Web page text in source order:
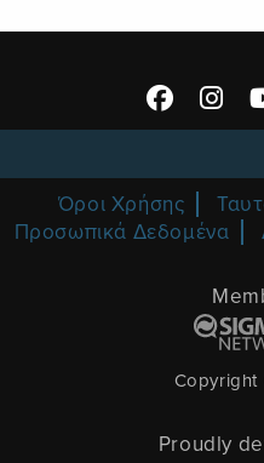
Όροι Χρήσης
Προσωπικά Δεδομένα
Copyright
Proudly